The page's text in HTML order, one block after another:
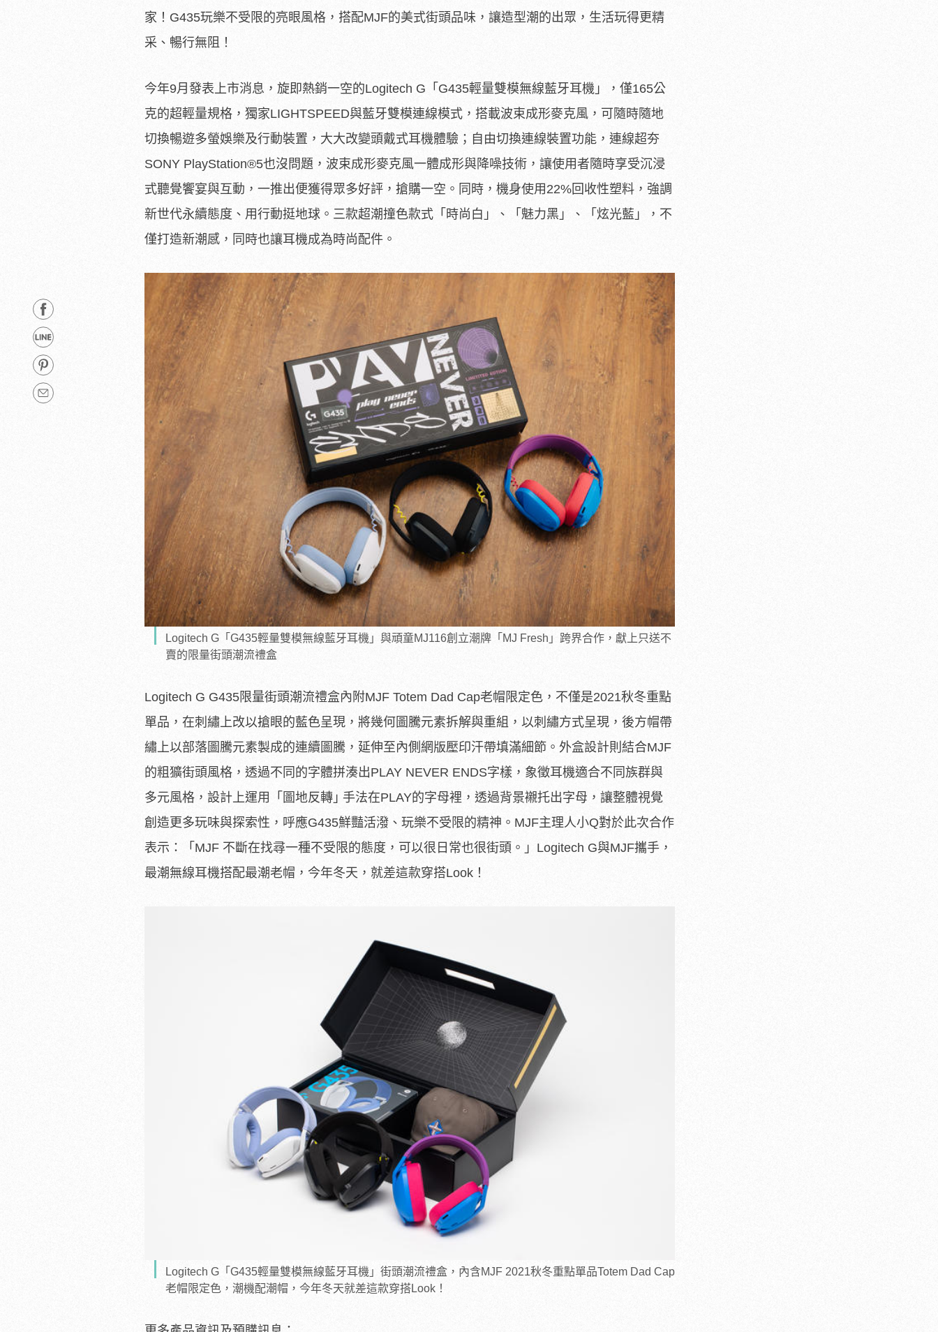
家！G435玩樂不受限的亮眼風格，搭配MJF的美式街頭品味，讓造型潮的出眾，生活玩得更精
采、暢行無阻！
今年9月發表上市消息，旋即熱銷一空的Logitech G「G435輕量雙模無線藍牙耳機」，僅165公
克的超輕量規格，獨家LIGHTSPEED與藍牙雙模連線模式，搭載波束成形麥克風，可隨時隨地
切換暢遊多螢娛樂及行動裝置，大大改變頭戴式耳機體驗；自由切換連線裝置功能，連線超夯
SONY PlayStation®5也沒問題，波束成形麥克風一體成形與降噪技術，讓使用者隨時享受沉浸
式聽覺饗宴與互動，一推出便獲得眾多好評，搶購一空。同時，機身使用22%回收性塑料，強調
新世代永續態度、用行動挺地球。三款超潮撞色款式「時尚白」、「魅力黑」、「炫光藍」，不
僅打造新潮感，同時也讓耳機成為時尚配件。
Logitech G「G435輕量雙模無線藍牙耳機」與頑童MJ116創立潮牌「MJ Fresh」跨界合作，獻上只送不
賣的限量街頭潮流禮盒
Logitech G G435限量街頭潮流禮盒內附MJF Totem Dad Cap老帽限定色，不僅是2021秋冬重點
單品，在刺繡上改以搶眼的藍色呈現，將幾何圖騰元素拆解與重組，以刺繡方式呈現，後方帽帶
繡上以部落圖騰元素製成的連續圖騰，延伸至內側網版壓印汗帶填滿細節。外盒設計則結合MJF
的粗獷街頭風格，透過不同的字體拼湊出PLAY NEVER ENDS字樣，象徵耳機適合不同族群與
多元風格，設計上運用「圖地反轉｣ 手法在PLAY的字母裡，透過背景襯托出字母，讓整體視覺
創造更多玩味與探索性，呼應G435鮮豔活潑、玩樂不受限的精神。MJF主理人小Q對於此次合作
表示：「MJF 不斷在找尋一種不受限的態度，可以很日常也很街頭。」Logitech G與MJF攜手，
最潮無線耳機搭配最潮老帽，今年冬天，就差這款穿搭Look！
Logitech G「G435輕量雙模無線藍牙耳機」街頭潮流禮盒，內含MJF 2021秋冬重點單品Totem Dad Cap
老帽限定色，潮機配潮帽，今年冬天就差這款穿搭Look！